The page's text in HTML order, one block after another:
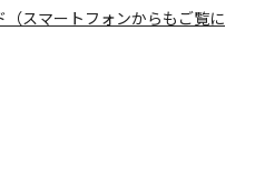
スマートフォンからもご覧に